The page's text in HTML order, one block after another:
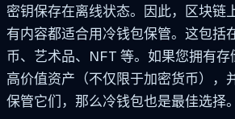
密钥保存在离线状态。因此，区块链
有内容都适合用冷钱包保管。这包括
币、艺术品、NFT 等。如果您拥有
高价值资产（不仅限于加密货币），
保管它们，那么冷钱包也是最佳选择。